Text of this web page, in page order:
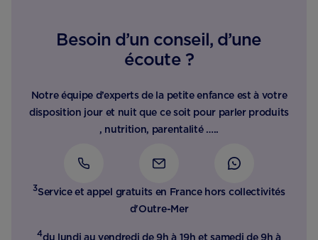
Besoin d’un conseil, d’une
écoute ?
Notre équipe d’experts de la petite enfance est à votre
disposition jour et nuit que ce soit pour parler produits
, nutrition, parentalité …..
3Service et appel gratuits en France hors collectivités
d'Outre-Mer​
4du lundi au vendredi de 9h à 19h et samedi de 9h à